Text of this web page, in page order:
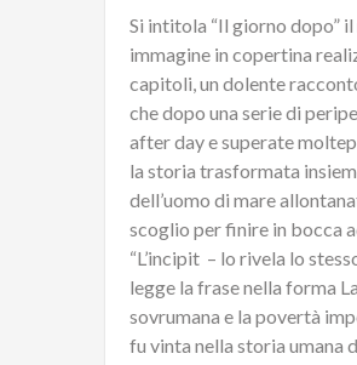
Si intitola “Il giorno dopo”
immagine in copertina
capitoli, un dolente
che dopo una serie di
after day e superate
la storia trasformata
dell’uomo di mare
scoglio per finire in bocca
“L’incipit – lo rivela lo
legge la frase nella forma
sovrumana e la povertà
fu vinta nella storia umana